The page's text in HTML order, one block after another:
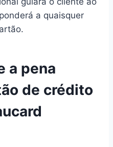
a quaisquer
a pena
de crédito